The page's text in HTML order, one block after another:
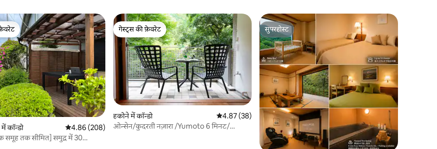
खिलौने वगैरह देते हैं।
कॉन्डो औसत रेटिंग 5 में से 4.86, 208 समीक्षाएँ
4.86 (208)
समूह तक सीमित] समुद्र में 30
गेस्ट्स की फ़ेवरेट
गेस्ट्स की फ़ेवरेट
हकोने में कॉन्डो औसत रेटिंग 5 में से 4.87, 38 समीक्षाएँ
4.87 (38)
ओन्सेन/कुदरती नज़ारा /Yumoto 6 मिनट/
सुपरहोस्ट
सुपरहोस्ट